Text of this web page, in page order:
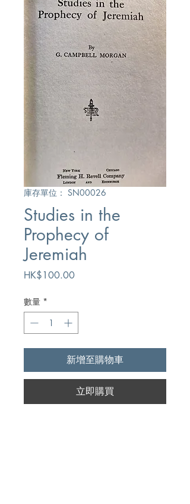
庫存單位： SN00026
Studies in the
Prophecy of
Jeremiah
HK$100.00價
數量 *
新增至購物車
立即購買